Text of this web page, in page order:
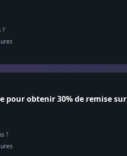
?
s
pour obtenir 30% de remise sur
?
s